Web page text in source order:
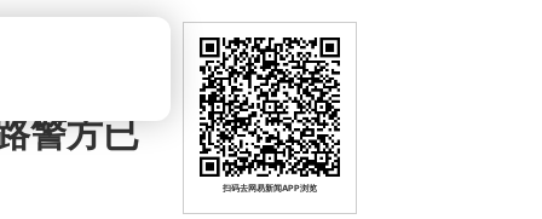
警方已
扫码去网易新闻APP浏览